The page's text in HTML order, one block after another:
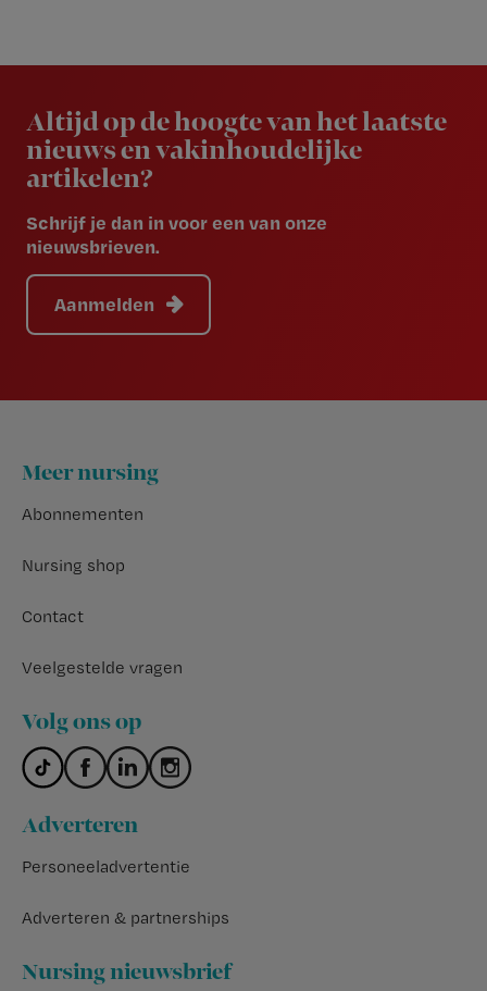
Altijd op de hoogte van het laatste
nieuws en vakinhoudelijke
artikelen?
Schrijf je dan in voor een van onze
nieuwsbrieven.
Aanmelden
Footer
Meer nursing
Abonnementen
Nursing shop
Contact
Veelgestelde vragen
Volg ons op
Adverteren
Personeeladvertentie
Adverteren & partnerships
Nursing nieuwsbrief